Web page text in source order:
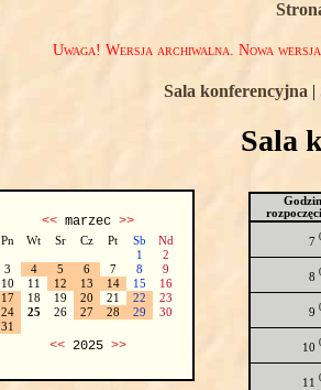
Uwaga! Wersja archiwalna. Nowa
Sala konferencyjna |
Sala
<<marzec >>
Pn Wt Sr Cz Pt Sb
Nd
1
2
3
4 5 6 7 8
9
10
11 12 13 14 15
16
17
18 19 20 21 22
23
24
25 26 27 28 29
30
31
<<2025 >>
7
8
9
10
11